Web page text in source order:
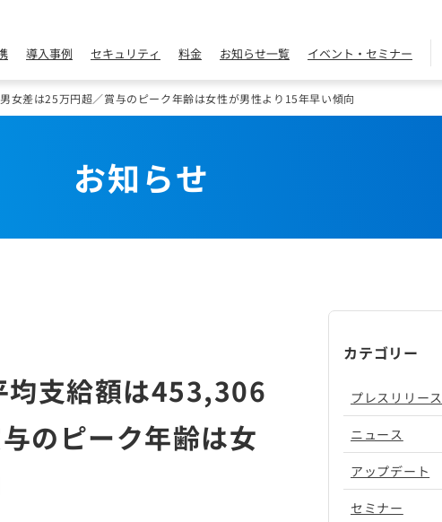
導入事例 セキュリティ 料金 お知らせ一覧 イベント・セミナー
女差は25万円超／賞与のピーク年齢は女性が男性より15年早い傾向
お知らせ
均支給額は453,306
のピーク年齢は女
カテゴリー
プレスリリース
ニュース
アップデート
セミナー